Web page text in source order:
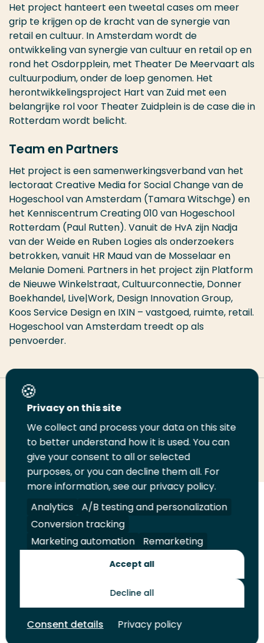
Het project hanteert een tweetal cases om meer
grip te krijgen op de kracht van de synergie van
retail en cultuur. In Amsterdam wordt de
ontwikkeling van synergie van cultuur en retail op en
rond het Osdorpplein, met Theater De Meervaart als
cultuurpodium, onder de loep genomen. Het
herontwikkelingsproject Hart van Zuid met een
belangrijke rol voor Theater Zuidplein is de case die in
Rotterdam wordt belicht.
Team en Partners
Het project is een samenwerkingsverband van het
lectoraat Creative Media for Social Change van de
Hogeschool van Amsterdam (Tamara Witschge) en
het Kenniscentrum Creating 010 van Hogeschool
Rotterdam (Paul Rutten). Vanuit de HvA zijn Nadja
van der Weide en Ruben Logies als onderzoekers
betrokken, vanuit HR Maud van de Mosselaar en
Melanie Domeni. Partners in het project zijn Platform
de Nieuwe Winkelstraat, Cultuurconnectie, Donner
Boekhandel, Live|Work, Design Innovation Group,
Koos Service Design en IXIN – vastgoed, ruimte, retail.
Hogeschool van Amsterdam treedt op als
penvoerder.
Deel deze pagina
Deel
LinkedIn
Deel
op
Twitter
Deel
op
Facebook
Email
deze
pagina
Print
deze
pagina
Volg
ons
op
LinkedIn
Volg
ons
op
Facebook
Volg
ons
op
YouTube
Volg
ons
op
Instagram
Juridisch Security A-Z Index
Contact
Toekomstmakers
Privacy on this site
We collect and process your data on this site
to better understand how it is used. You can
give your consent to all or selected
purposes, or you can decline them all. For
more information, see our privacy policy.
Analytics
A/B testing and personalization
Conversion tracking
Marketing automation
Remarketing
Accept all
Decline all
Consent details Privacy policy